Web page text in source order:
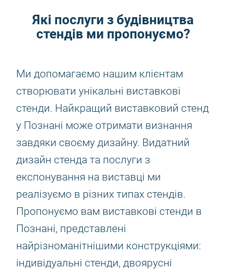
Які послуги з будівництва
стендів ми пропонуємо?
Ми допомагаємо нашим клієнтам
створювати унікальні виставкові
стенди. Найкращий виставковий стенд
у Познані може отримати визнання
завдяки своєму дизайну. Видатний
дизайн стенда та послуги з
експонування на виставці ми
реалізуємо в різних типах стендів.
Пропонуємо вам виставкові стенди в
Познані, представлені
найрізноманітнішими конструкціями:
індивідуальні стенди, двоярусні